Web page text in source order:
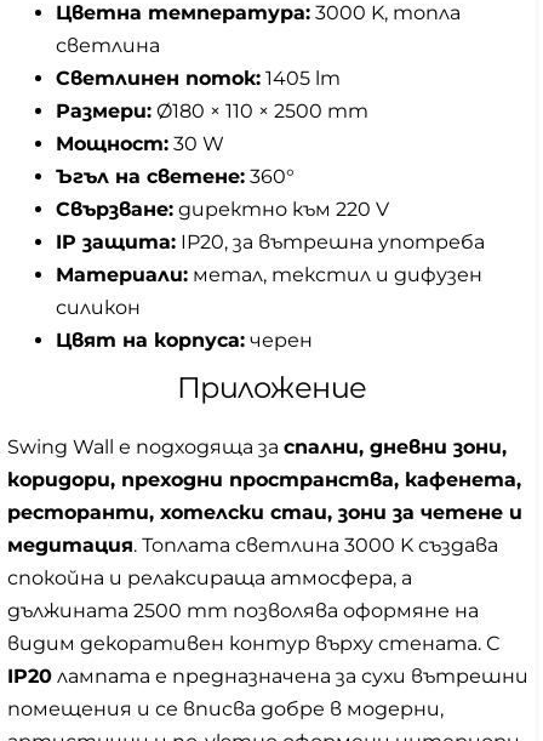
Цветна температура: 3000 K, топла
светлина
Светлинен поток: 1405 lm
Размери: Ø180 × 110 × 2500 mm
Мощност: 30 W
Ъгъл на светене: 360°
Свързване: директно към 220 V
IP защита: IP20, за вътрешна употреба
Материали: метал, текстил и дифузен
силикон
Цвят на корпуса: черен
Приложение
Swing Wall е подходяща за спални, дневни зони,
коридори, преходни пространства, кафенета,
ресторанти, хотелски стаи, зони за четене и
медитация. Топлата светлина 3000 K създава
спокойна и релаксираща атмосфера, а
дължината 2500 mm позволява оформяне на
видим декоративен контур върху стената. С
IP20 лампата е предназначена за сухи вътрешни
помещения и се вписва добре в модерни,